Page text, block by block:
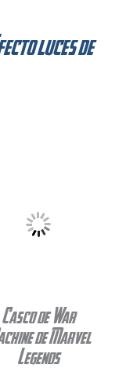
luces de
Casco de War
de Marvel
Legends